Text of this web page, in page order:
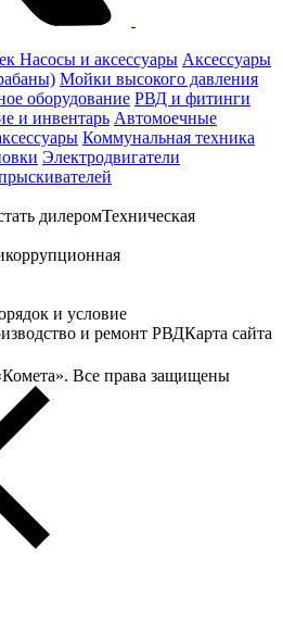
Насосы и аксессуары Аксессуары
Мойки высокого давления
оборудование РВД и фитинги
и инвентарь Автомоечные
Коммунальная техника
Электродвигатели
дилеромТехническая
и условие
и ремонт РВДКарта сайта
Все права защищены